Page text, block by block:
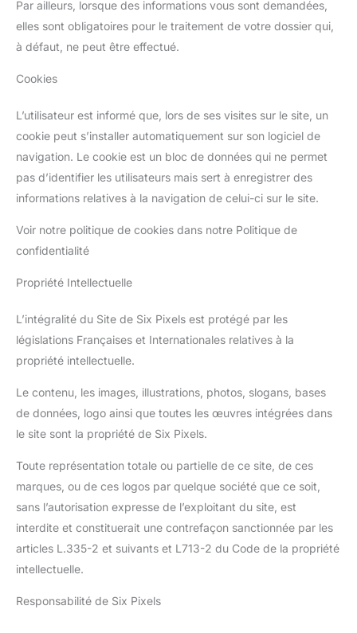
Par ailleurs, lorsque des informations vous sont demandées,
elles sont obligatoires pour le traitement de votre dossier qui,
à défaut, ne peut être effectué.
Cookies
L’utilisateur est informé que, lors de ses visites sur le site, un
cookie peut s’installer automatiquement sur son logiciel de
navigation. Le cookie est un bloc de données qui ne permet
pas d’identifier les utilisateurs mais sert à enregistrer des
informations relatives à la navigation de celui-ci sur le site.
Voir notre politique de cookies dans notre Politique de
confidentialité
Propriété Intellectuelle
L’intégralité du Site de Six Pixels est protégé par les
législations Françaises et Internationales relatives à la
propriété intellectuelle.
Le contenu, les images, illustrations, photos, slogans, bases
de données, logo ainsi que toutes les œuvres intégrées dans
le site sont la propriété de Six Pixels.
Toute représentation totale ou partielle de ce site, de ces
marques, ou de ces logos par quelque société que ce soit,
sans l’autorisation expresse de l’exploitant du site, est
interdite et constituerait une contrefaçon sanctionnée par les
articles L.335-2 et suivants et L713-2 du Code de la propriété
intellectuelle.
Responsabilité de Six Pixels